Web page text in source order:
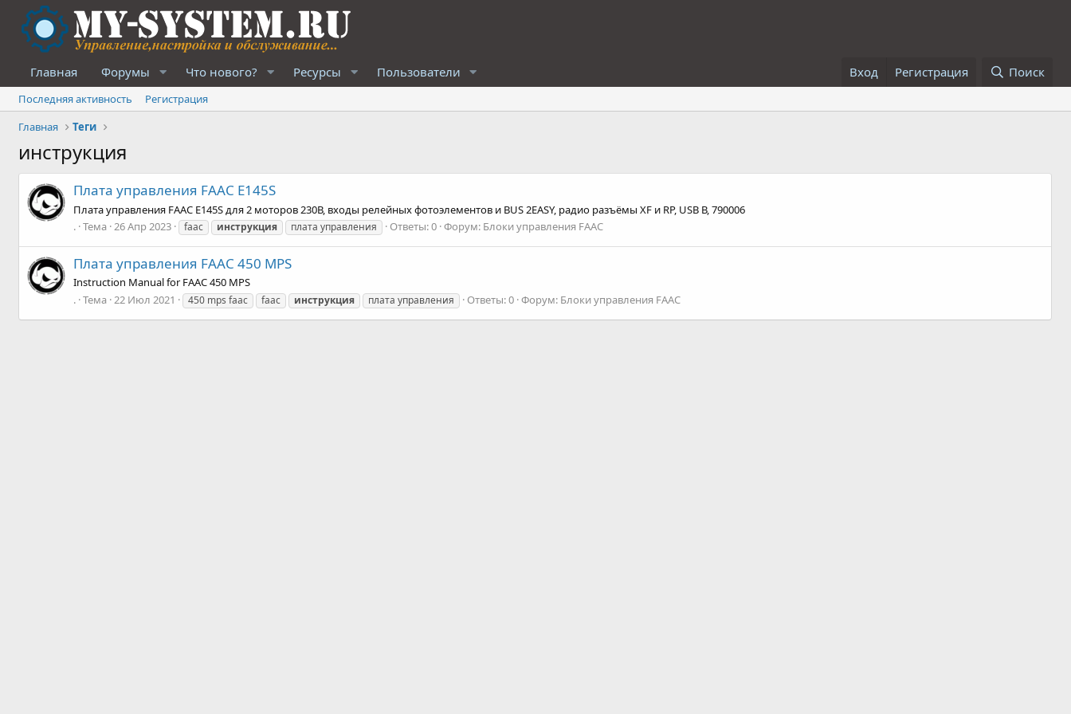
Главная Форумы Что нового? Ресурсы Пользователи Вход Регистрация Поиск
Последняя активность
Регистрация
Главная
Теги
инструкция
Плата управления FAAC Е145S
Плата управления FAAC Е145S для 2 моторов 230В, входы релейных фотоэлементов и BUS 2EASY, радио разъёмы XF и RP, USB В, 790006
. Тема 26 Апр 2023 faac инструкция плата управления Ответы: 0 Форум: Блоки управления FAAC
Плата управления FAAC 450 MPS
Instruction Manual for FAAC 450 MPS
. Тема 22 Июл 2021 450 mps faac faac инструкция плата управления Ответы: 0 Форум: Блоки управления FAAC